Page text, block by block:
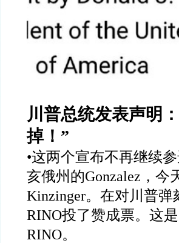
川普总统发表声明：
掉！ ”
•这两个宣布不再继续
亥俄州的Gonzalez ，今
Kinzinger。在对川普弹
RINO投了赞成票。这
RINO。